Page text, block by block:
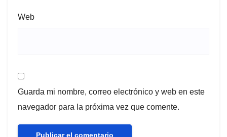
Web
Guarda mi nombre, correo electrónico y web en este
navegador para la próxima vez que comente.